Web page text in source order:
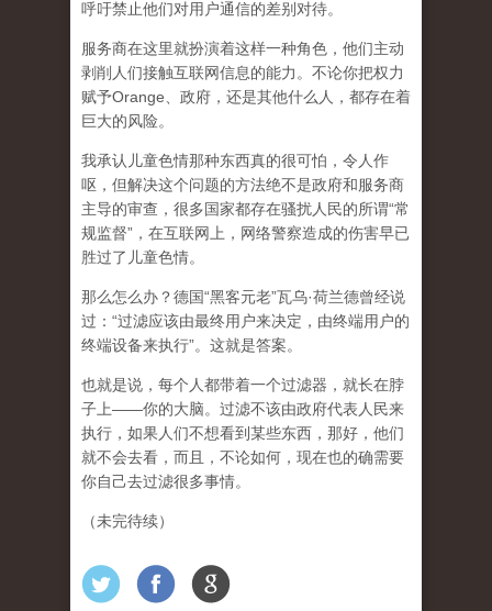
呼吁禁止他们对用户通信的差别对待。
服务商在这里就扮演着这样一种角色，他们主动
剥削人们接触互联网信息的能力。不论你把权力
赋予Orange、政府，还是其他什么人，都存在着
巨大的风险。
我承认儿童色情那种东西真的很可怕，令人作
呕，但解决这个问题的方法绝不是政府和服务商
主导的审查，很多国家都存在骚扰人民的所谓“常
规监督”，在互联网上，网络警察造成的伤害早已
胜过了儿童色情。
那么怎么办？德国“黑客元老”瓦乌·荷兰德曾经说
过：“过滤应该由最终用户来决定，由终端用户的
终端设备来执行”。这就是答案。
也就是说，每个人都带着一个过滤器，就长在脖
子上——你的大脑。过滤不该由政府代表人民来
执行，如果人们不想看到某些东西，那好，他们
就不会去看，而且，不论如何，现在也的确需要
你自己去过滤很多事情。
（未完待续）